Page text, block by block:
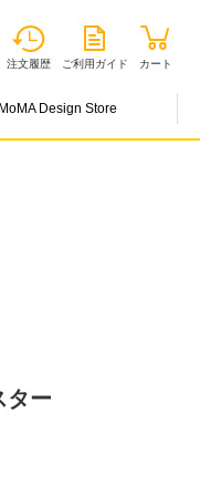
注文履歴 ご利用ガイド カート
MoMA Design Store
ター